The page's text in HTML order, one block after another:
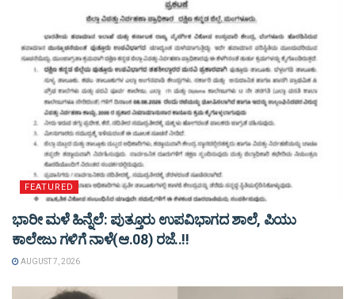
FEATURED
ಭಾರೀ ಮಳೆ ಹಿನ್ನೆಲೆ: ಪುತ್ತೂರು ಉಪವಿಭಾಗದ ಶಾಲೆ, ಪಿಯು
ಕಾಲೇಜು ಗಳಿಗೆ ನಾಳೆ(ಆ.08) ರಜೆ..!!
AUGUST 7, 2026